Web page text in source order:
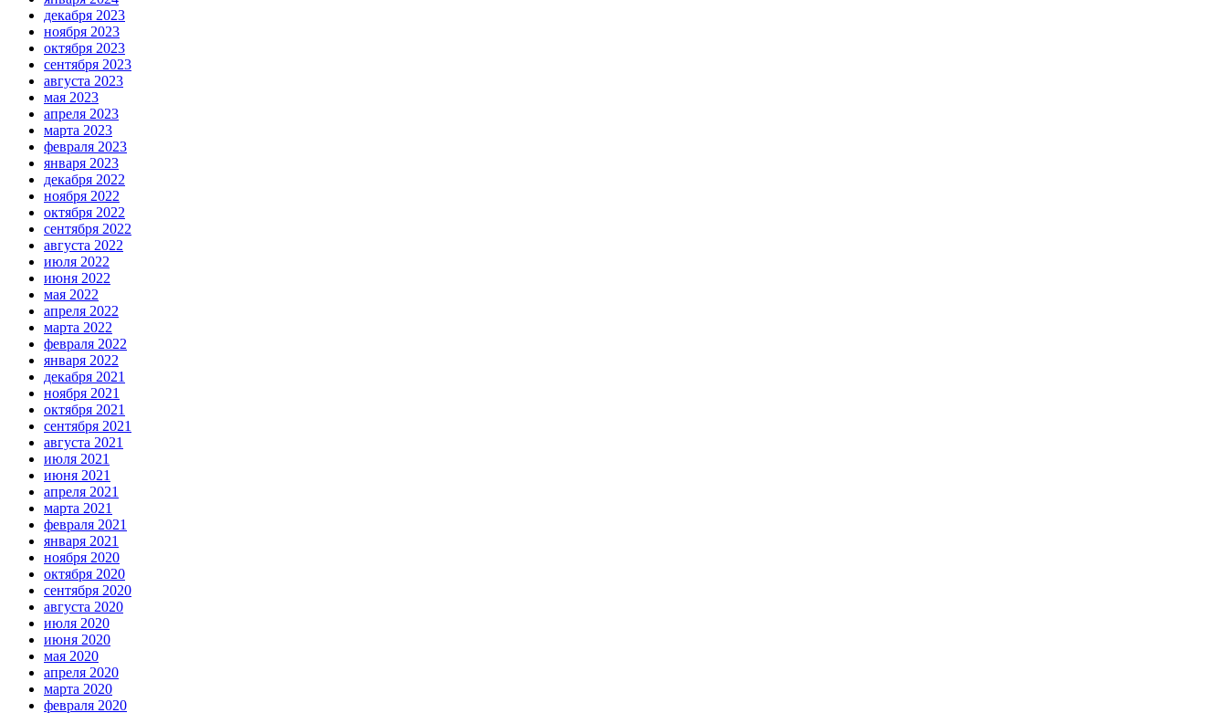
декабря 2023
ноября 2023
октября 2023
сентября 2023
августа 2023
мая 2023
апреля 2023
марта 2023
февраля 2023
января 2023
декабря 2022
ноября 2022
октября 2022
сентября 2022
августа 2022
июля 2022
июня 2022
мая 2022
апреля 2022
марта 2022
февраля 2022
января 2022
декабря 2021
ноября 2021
октября 2021
сентября 2021
августа 2021
июля 2021
июня 2021
апреля 2021
марта 2021
февраля 2021
января 2021
ноября 2020
октября 2020
сентября 2020
августа 2020
июля 2020
июня 2020
мая 2020
апреля 2020
марта 2020
февраля 2020